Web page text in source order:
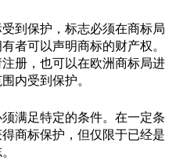
到保护，标志必须在商标局
者可以声明商标的财产权。
册，也可以在欧洲商标局进
内受到保护。
满足特定的条件。在一定条
商标保护，但仅限于已经是